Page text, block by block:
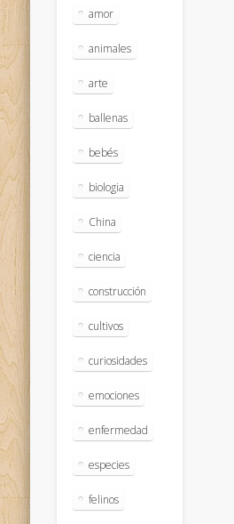
amor
animales
arte
ballenas
bebés
biologia
China
ciencia
construcción
cultivos
curiosidades
emociones
enfermedad
especies
felinos